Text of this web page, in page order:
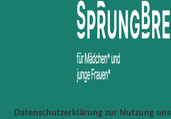
Datenschutzerklärung zur Nutzung